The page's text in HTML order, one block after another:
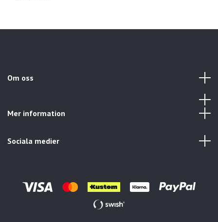
Om oss
Mer information
Sociala medier